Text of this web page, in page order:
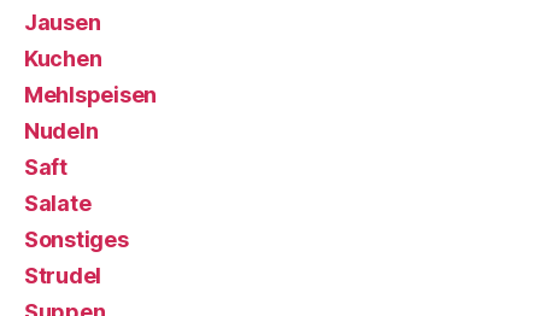
Jausen
Kuchen
Mehlspeisen
Nudeln
Saft
Salate
Sonstiges
Strudel